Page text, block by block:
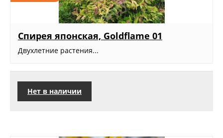
Спирея японская, Goldflame 01
Двухлетние растения...
Нет в наличии